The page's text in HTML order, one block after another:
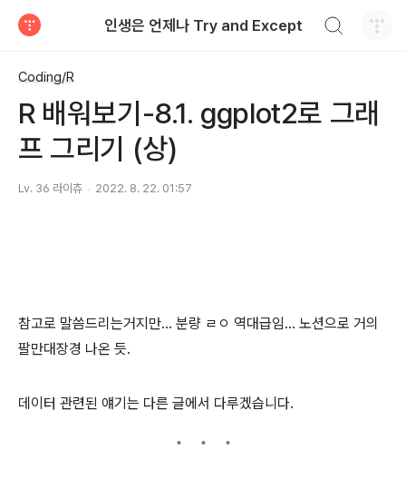
인생은 언제나 Try and Except
Coding/R
R 배워보기-8.1. ggplot2로 그래
프 그리기 (상)
Lv. 36 라이츄 2022. 8. 22. 01:57
참고로 말씀드리는거지만... 분량 ㄹㅇ 역대급임... 노션으로 거의
팔만대장경 나온 듯.
데이터 관련된 얘기는 다른 글에서 다루겠습니다.